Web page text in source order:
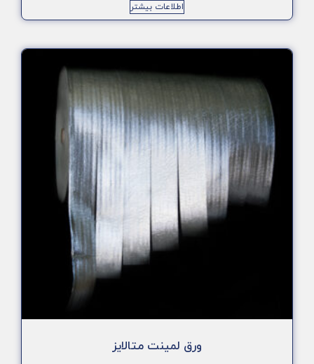
اطلاعات بیشتر
ورق لمینت متالایز